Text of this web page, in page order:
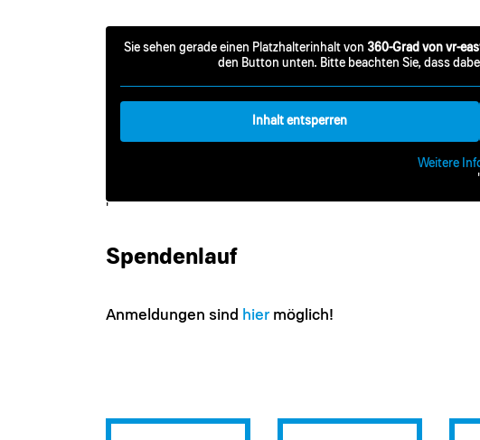
Sie sehen gerade einen Platzhalterinhalt von 360-Grad von vr-
den Button unten. Bitte beachten Sie, dass
Inhalt entsperren
Weitere
'
'
Spendenlauf
Anmeldungen sind hiermöglich!